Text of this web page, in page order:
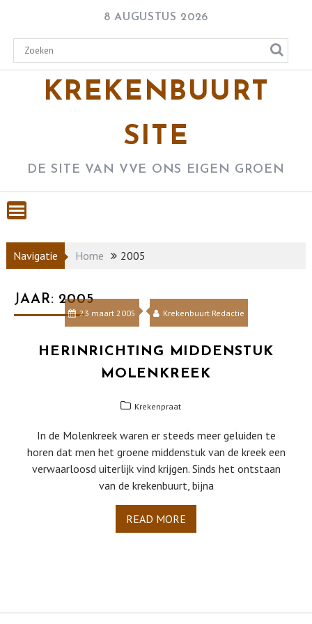
content
8 AUGUSTUS 2026
KREKENBUURT
SITE
DE SITE VAN VVE ONS EIGEN GROEN
Navigatie Home 2005
JAAR: 2005
23 maart 2005 Krekenbuurt Redactie
HERINRICHTING MIDDENSTUK
MOLENKREEK
Krekenpraat
In de Molenkreek waren er steeds meer geluiden te
horen dat men het groene middenstuk van de kreek een
verwaarloosd uiterlijk vind krijgen. Sinds het ontstaan
van de krekenbuurt, bijna
READ MORE